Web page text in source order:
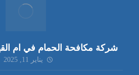
شركة مكافحة الحمام في ام القيوين
يناير 11, 2025